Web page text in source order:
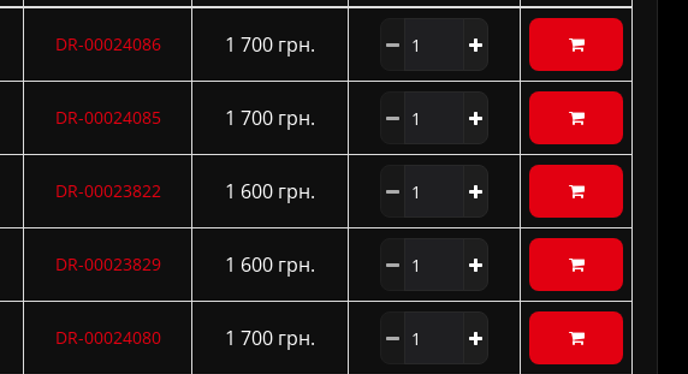
DR-00024086 1 700 грн.
DR-00024085 1 700 грн.
DR-00023822 1 600 грн.
DR-00023829 1 600 грн.
DR-00024080 1 700 грн.